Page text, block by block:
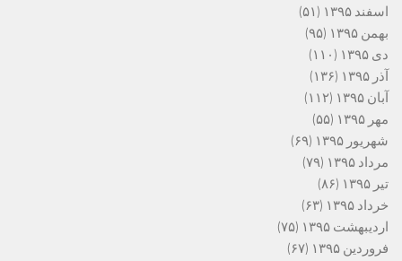
اسفند ۱۳۹۵
(۵۱)
بهمن ۱۳۹۵
(۹۵)
دی ۱۳۹۵
(۱۱۰)
آذر ۱۳۹۵
(۱۳۶)
آبان ۱۳۹۵
(۱۱۲)
مهر ۱۳۹۵
(۵۵)
شهریور ۱۳۹۵
(۶۹)
مرداد ۱۳۹۵
(۷۹)
تیر ۱۳۹۵
(۸۶)
خرداد ۱۳۹۵
(۶۳)
اردیبهشت ۱۳۹۵
(۷۵)
فروردین ۱۳۹۵
(۶۷)